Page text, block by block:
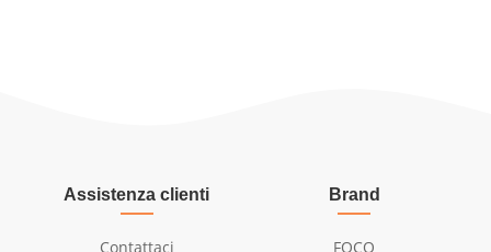
Assistenza clienti
Contattaci
Brand
FOCO